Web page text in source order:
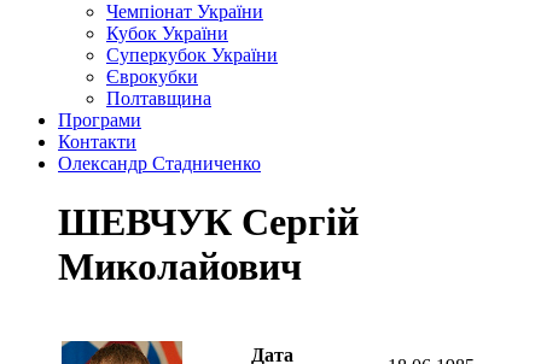
Чемпіонат України
Кубок України
Суперкубок України
Єврокубки
Полтавщина
Програми
Контакти
Олександр Стадниченко
ШЕВЧУК Сергій
Миколайович
Дата